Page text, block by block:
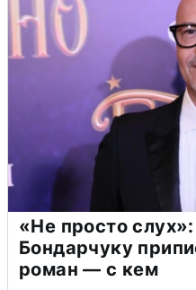
«Не просто
Бондарчуку
роман — с кем